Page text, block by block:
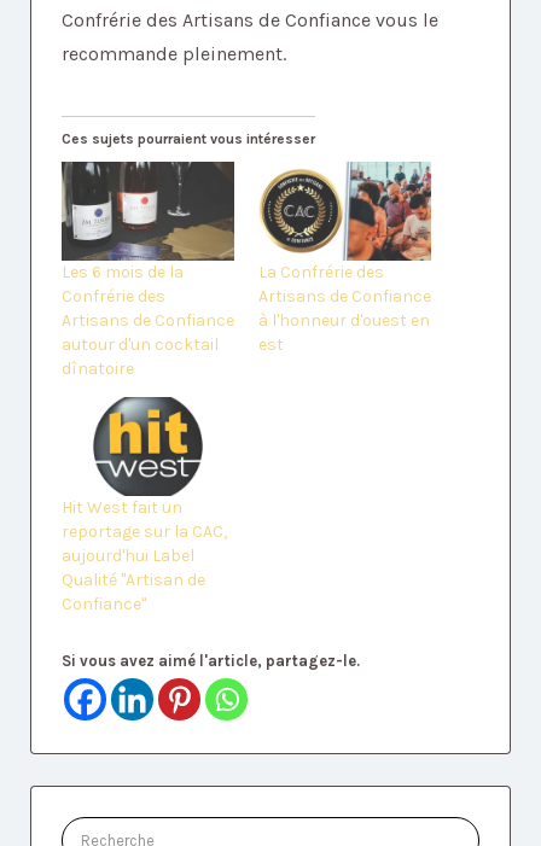
Confrérie des Artisans de Confiance vous le
recommande pleinement.
Ces sujets pourraient vous intéresser
Les 6 mois de la
Confrérie des
Artisans de Confiance
autour d'un cocktail
dînatoire
La Confrérie des
Artisans de Confiance
à l'honneur d'ouest en
est
Hit West fait un
reportage sur la CAC,
aujourd'hui Label
Qualité "Artisan de
Confiance"
Si vous avez aimé l'article, partagez-le.
Rechercher: